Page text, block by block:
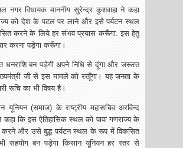
नगर विधायक माननीय सुरेन्द्र कुशवाहा ने कहा
को देश के पटल पर लाने और इसे पर्यटन स्थल
करने के लिये हर संभव प्रयास करूँगा. इस हेतु
करना पड़ेगा करूँगा।
धनराशि बन पड़ेगी अपने निधि से दूंगा और जरूरत
जी से इस मामले को रखूँगा। यह जनता के
रूचि का भी विषय है।
यूनियन (समाज) के राष्ट्रीय महासचिव अरविन्द
कहा कि इस ऐतिहासिक स्थल को पावा गणराज्य के
करने और उसे बुद्ध पर्यटन स्थल के रूप में विकसित
सहयोग बन पड़ेगा किसान यूनियन हर स्तर से